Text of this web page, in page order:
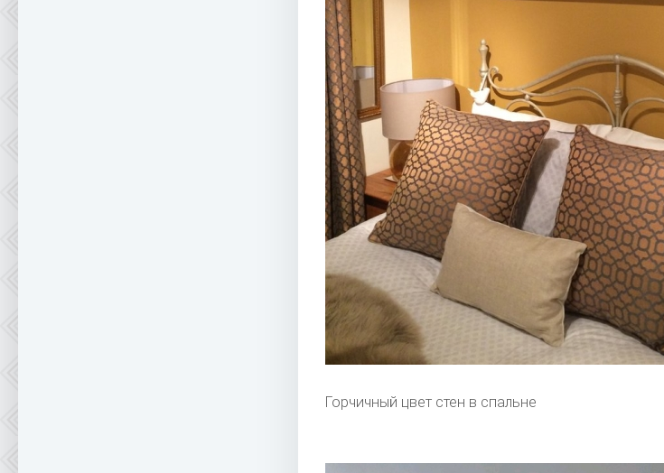
Горчичный цвет стен в спальне